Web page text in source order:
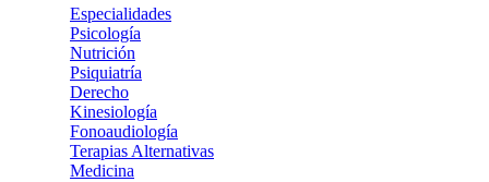
Especialidades
Psicología
Nutrición
Psiquiatría
Derecho
Kinesiología
Fonoaudiología
Terapias Alternativas
Medicina